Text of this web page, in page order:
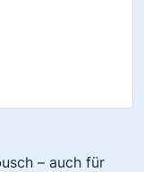
– auch für